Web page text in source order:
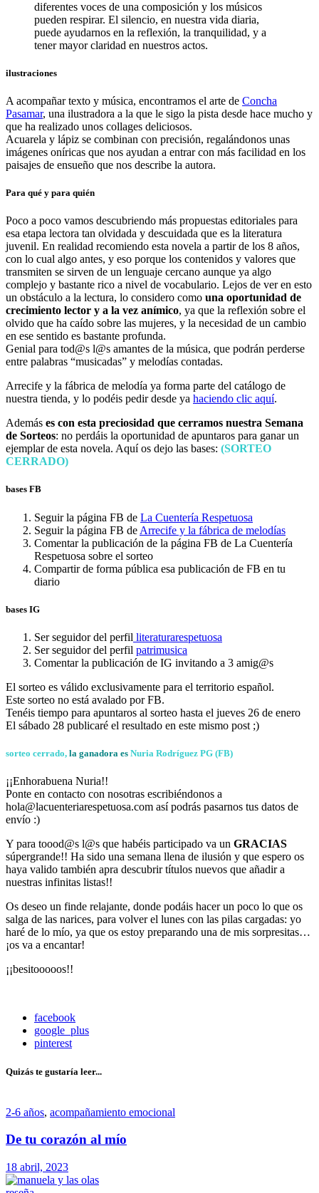
diferentes voces de una composición y los músicos
pueden respirar. El silencio, en nuestra vida diaria,
puede ayudarnos en la reflexión, la tranquilidad, y a
tener mayor claridad en nuestros actos.
ilustraciones
A acompañar texto y música, encontramos el arte de Concha
Pasamar, una ilustradora a la que le sigo la pista desde hace mucho y
que ha realizado unos collages deliciosos.
Acuarela y lápiz se combinan con precisión, regalándonos unas
imágenes oníricas que nos ayudan a entrar con más facilidad en los
paisajes de ensueño que nos describe la autora.
Para qué y para quién
Poco a poco vamos descubriendo más propuestas editoriales para
esa etapa lectora tan olvidada y descuidada que es la literatura
juvenil. En realidad recomiendo esta novela a partir de los 8 años,
con lo cual algo antes, y eso porque los contenidos y valores que
transmiten se sirven de un lenguaje cercano aunque ya algo
complejo y bastante rico a nivel de vocabulario. Lejos de ver en esto
un obstáculo a la lectura, lo considero como una oportunidad de
crecimiento lector y a la vez anímico, ya que la reflexión sobre el
olvido que ha caído sobre las mujeres, y la necesidad de un cambio
en ese sentido es bastante profunda.
Genial para tod@s l@s amantes de la música, que podrán perderse
entre palabras “musicadas” y melodías contadas.
Arrecife y la fábrica de melodía ya forma parte del catálogo de
nuestra tienda, y lo podéis pedir desde ya haciendo clic aquí.
Además es con esta preciosidad que cerramos nuestra Semana
de Sorteos: no perdáis la oportunidad de apuntaros para ganar un
ejemplar de esta novela. Aquí os dejo las bases: (SORTEO
CERRADO)
bases FB
Seguir la página FB de La Cuentería Respetuosa
Seguir la página FB de Arrecife y la fábrica de melodías
Comentar la publicación de la página FB de La Cuentería
Respetuosa sobre el sorteo
Compartir de forma pública esa publicación de FB en tu
diario
bases IG
Ser seguidor del perfil literaturarespetuosa
Ser seguidor del perfil patrimusica
Comentar la publicación de IG invitando a 3 amig@s
El sorteo es válido exclusivamente para el territorio español.
Este sorteo no está avalado por FB.
Tenéis tiempo para apuntaros al sorteo hasta el jueves 26 de enero
El sábado 28 publicaré el resultado en este mismo post ;)
sorteo cerrado, la ganadora es Nuria Rodríguez PG (FB)
¡¡Enhorabuena Nuria!!
Ponte en contacto con nosotras escribiéndonos a
hola@lacuenteriarespetuosa.com así podrás pasarnos tus datos de
envío :)
Y para toood@s l@s que habéis participado va un GRACIAS
súpergrande!! Ha sido una semana llena de ilusión y que espero os
haya valido también apra descubrir títulos nuevos que añadir a
nuestras infinitas listas!!
Os deseo un finde relajante, donde podáis hacer un poco lo que os
salga de las narices, para volver el lunes con las pilas cargadas: yo
haré de lo mío, ya que os estoy preparando una de mis sorpresitas…
¡os va a encantar!
¡¡besitooooos!!
facebook
google_plus
pinterest
Quizás te gustaría leer...
2-6 años, acompañamiento emocional
De tu corazón al mío
18 abril, 2023